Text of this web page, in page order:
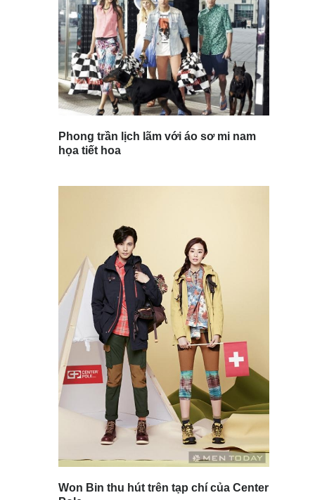
Phong trần lịch lãm với áo sơ mi nam
họa tiết hoa
Won Bin thu hút trên tạp chí của Center